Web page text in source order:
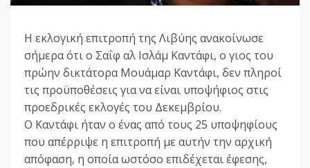
Η εκλογική επιτροπή της Λιβύης ανακοίνωσε
σήμερα ότι ο Σαΐφ αλ Ισλάμ Καντάφι, ο γιος του
πρώην δικτάτορα Μουάμαρ Καντάφι, δεν πληροί
τις προϋποθέσεις για να είναι υποψήφιος στις
προεδρικές εκλογές του Δεκεμβρίου.
Ο Καντάφι ήταν ο ένας από τους 25 υποψηφίους
που απέρριψε η επιτροπή με αυτήν την αρχική
απόφαση, η οποία ωστόσο επιδέχεται έφεσης,